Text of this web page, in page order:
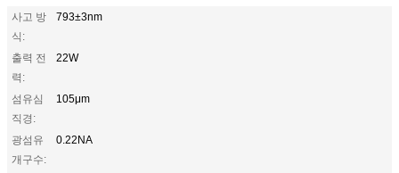
사고 방
식:
793±3nm
출력 전
력:
22W
섬유심
직경:
105μm
광섬유
개구수:
0.22NA